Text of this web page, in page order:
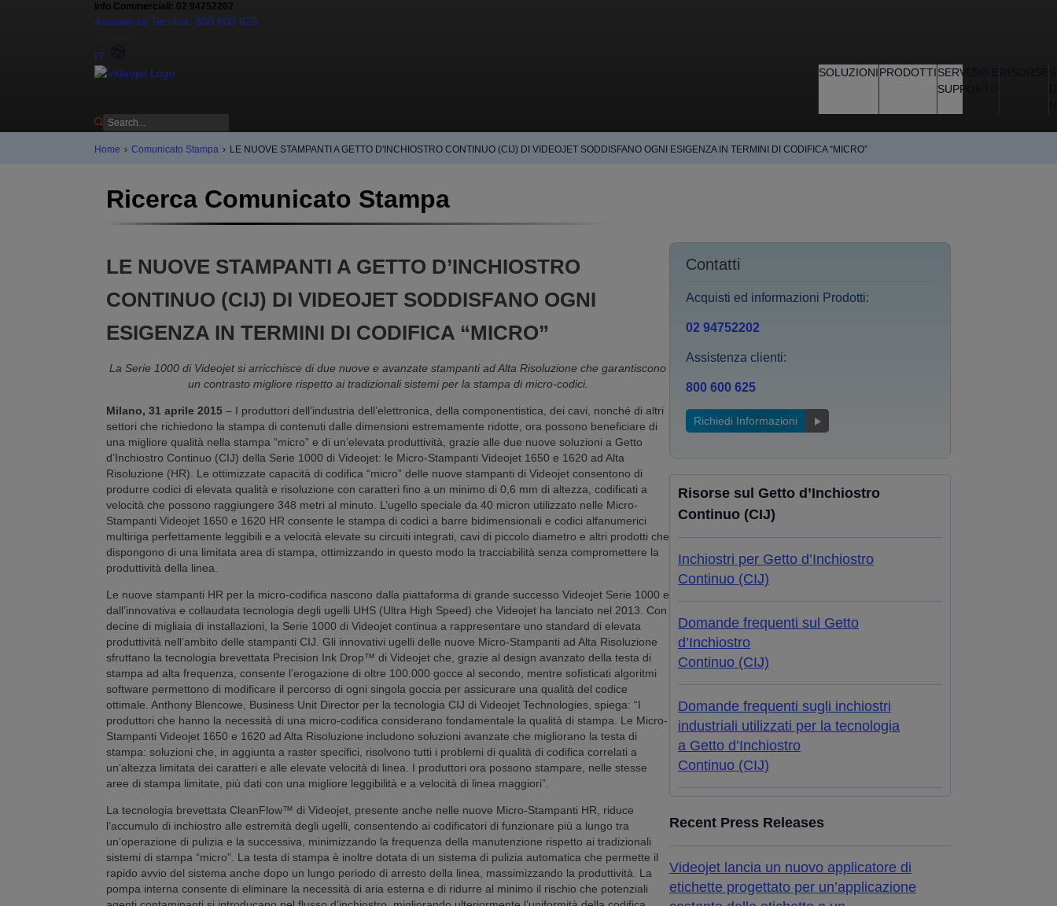
Info Commerciali: 02 94752202
Assistenza Tecnica: 800 600 625
IT
SOLUZIONIPRODOTTISERVIZIO E
SUPPORTO
Home › Comunicato Stampa › LE NUOVE STAMPANTI A GETTO D'INCHIOSTRO CONTINUO (CIJ) DI VIDEOJET SODDISFANO OGNI ESIGENZA IN TERMINI DI CODIFICA “MICRO”
Ricerca Comunicato Stampa
LE NUOVE STAMPANTI A GETTO D’INCHIOSTRO
CONTINUO (CIJ) DI VIDEOJET SODDISFANO OGNI
ESIGENZA IN TERMINI DI CODIFICA “MICRO”
La Serie 1000 di Videojet si arricchisce di due nuove e avanzate stampanti ad Alta Risoluzione che garantiscono
un contrasto migliore rispetto ai tradizionali sistemi per la stampa di micro-codici.
Milano, 31 aprile 2015 – I produttori dell’industria dell’elettronica, della componentistica, dei cavi, nonché di altri
settori che richiedono la stampa di contenuti dalle dimensioni estremamente ridotte, ora possono beneficiare di
una migliore qualità nella stampa “micro” e di un’elevata produttività, grazie alle due nuove soluzioni a Getto
d’Inchiostro Continuo (CIJ) della Serie 1000 di Videojet: le Micro-Stampanti Videojet 1650 e 1620 ad Alta
Risoluzione (HR). Le ottimizzate capacità di codifica “micro” delle nuove stampanti di Videojet consentono di
produrre codici di elevata qualità e risoluzione con caratteri fino a un minimo di 0,6 mm di altezza, codificati a
velocità che possono raggiungere 348 metri al minuto. L’ugello speciale da 40 micron utilizzato nelle Micro-
Stampanti Videojet 1650 e 1620 HR consente le stampa di codici a barre bidimensionali e codici alfanumerici
multiriga perfettamente leggibili e a velocità elevate su circuiti integrati, cavi di piccolo diametro e altri prodotti che
dispongono di una limitata area di stampa, ottimizzando in questo modo la tracciabilità senza compromettere la
produttività della linea.
Le nuove stampanti HR per la micro-codifica nascono dalla piattaforma di grande successo Videojet Serie 1000 e
dall’innovativa e collaudata tecnologia degli ugelli UHS (Ultra High Speed) che Videojet ha lanciato nel 2013. Con
decine di migliaia di installazioni, la Serie 1000 di Videojet continua a rappresentare uno standard di elevata
produttività nell’ambito delle stampanti CIJ. Gli innovativi ugelli delle nuove Micro-Stampanti ad Alta Risoluzione
sfruttano la tecnologia brevettata Precision Ink Drop™ di Videojet che, grazie al design avanzato della testa di
stampa ad alta frequenza, consente l’erogazione di oltre 100.000 gocce al secondo, mentre sofisticati algoritmi
software permettono di modificare il percorso di ogni singola goccia per assicurare una qualità del codice
ottimale. Anthony Blencowe, Business Unit Director per la tecnologia CIJ di Videojet Technologies, spiega: “I
produttori che hanno la necessità di una micro-codifica considerano fondamentale la qualità di stampa. Le Micro-
Stampanti Videojet 1650 e 1620 ad Alta Risoluzione includono soluzioni avanzate che migliorano la testa di
stampa: soluzioni che, in aggiunta a raster specifici, risolvono tutti i problemi di qualità di codifica correlati a
un’altezza limitata dei caratteri e alle elevate velocità di linea. I produttori ora possono stampare, nelle stesse
aree di stampa limitate, più dati con una migliore leggibilità e a velocità di linea maggiori”.
La tecnologia brevettata CleanFlow™ di Videojet, presente anche nelle nuove Micro-Stampanti HR, riduce
l’accumulo di inchiostro alle estremità degli ugelli, consentendo ai codificatori di funzionare più a lungo tra
un’operazione di pulizia e la successiva, minimizzando la frequenza della manutenzione rispetto ai tradizionali
sistemi di stampa “micro”. La testa di stampa è inoltre dotata di un sistema di pulizia automatica che permette il
rapido avvio del sistema anche dopo un lungo periodo di arresto della linea, massimizzando la produttività. La
pompa interna consente di eliminare la necessità di aria esterna e di ridurre al minimo il rischio che potenziali
Contatti
Acquisti ed informazioni Prodotti:
02 94752202
Assistenza clienti:
800 600 625
Richiedi Informazioni
Risorse sul Getto d’Inchiostro
Continuo (CIJ)
Inchiostri per Getto d’Inchiostro
Continuo (CIJ)
Domande frequenti sul Getto
d’Inchiostro
Continuo (CIJ)
Domande frequenti sugli inchiostri
industriali utilizzati per la tecnologia
a Getto d’Inchiostro
Continuo (CIJ)
Recent Press Releases
Videojet lancia un nuovo applicatore di
etichette progettato per un’applicazione